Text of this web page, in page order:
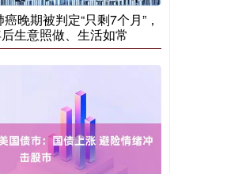
晚期被判定“只剩7个月”，
生意照做、生活如常